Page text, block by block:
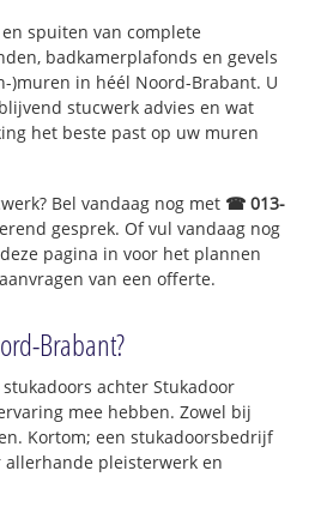
spuiten van complete
badkamerplafonds en gevels
)muren in héél Noord-Brabant. U
stucwerk advies en wat
het beste past op uw muren
Bel vandaag nog met ☎ 013-
gesprek. Of vul vandaag nog
pagina in voor het plannen
van een offerte.
Brabant?
achter Stukadoor
mee hebben. Zowel bij
Kortom; een stukadoorsbedrijf
pleisterwerk en